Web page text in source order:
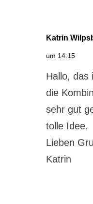
Katrin
um 14:15
Hallo, das
die
sehr gut
tolle Idee.
Lieben
Katrin